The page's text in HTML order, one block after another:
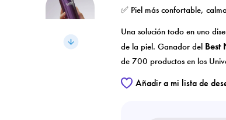
✅ Piel más confortable,
Una solución todo en uno
de la piel. Ganador del Best
de 700 productos en los
Añadir a mi lista de